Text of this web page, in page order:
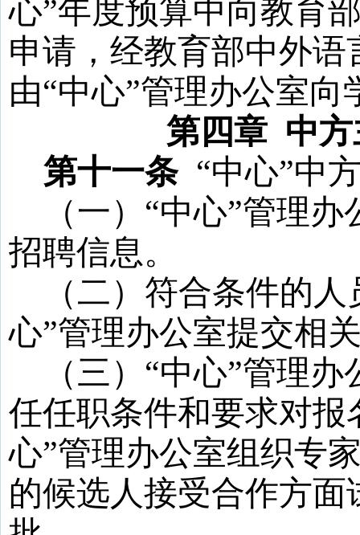
心”年度预算中向教育
申请，经教育部中外
由“中心”管理办公室向
第四章 中
第十一条 “中心”中
（一） “中心”管理办
招聘信息。
（二）符合条件的
心”管理办公室提交相
（三） “中心”管理办
任任职条件和要求对
心”管理办公室组织专
的候选人接受合作方